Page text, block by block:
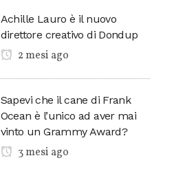
Achille Lauro è il nuovo
direttore creativo di Dondup
2 mesi ago
Sapevi che il cane di Frank
Ocean è l’unico ad aver mai
vinto un Grammy Award?
3 mesi ago